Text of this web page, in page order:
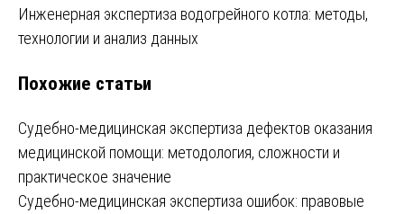
записям
Инженерная экспертиза водогрейного котла: методы,
технологии и анализ данных
Похожие статьи
Судебно-медицинская экспертиза дефектов оказания
медицинской помощи: методология, сложности и
практическое значение
Судебно-медицинская экспертиза ошибок: правовые